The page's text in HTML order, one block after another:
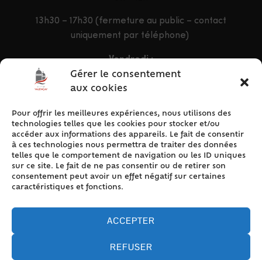
Gérer le consentement
aux cookies
Pour offrir les meilleures expériences, nous utilisons des
technologies telles que les cookies pour stocker et/ou
accéder aux informations des appareils. Le fait de consentir
à ces technologies nous permettra de traiter des données
telles que le comportement de navigation ou les ID uniques
sur ce site. Le fait de ne pas consentir ou de retirer son
consentement peut avoir un effet négatif sur certaines
caractéristiques et fonctions.
ACCEPTER
REFUSER
13h30 – 17h30 (fermeture au public – contact
uniquement par téléphone)
Vendredi :
9h – 12h & 13h30 – 16h30
ACCÈS RAPIDE
Accueil
Contact
Plan du site
Mentions légales
Politique de cookies (UE)